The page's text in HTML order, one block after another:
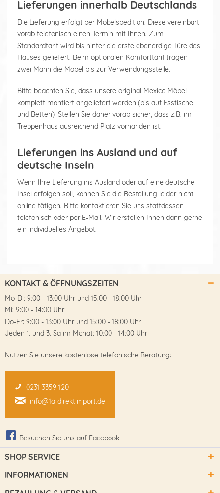
Lieferungen innerhalb Deutschlands
Die Lieferung erfolgt per Möbelspedition. Diese vereinbart
vorab telefonisch einen Termin mit Ihnen. Zum
Standardtarif wird bis hinter die erste ebenerdige Türe des
Hauses geliefert. Beim optionalen Komforttarif tragen
zwei Mann die Möbel bis zur Verwendungsstelle.
Bitte beachten Sie, dass unsere original Mexico Möbel
komplett montiert angeliefert werden (bis auf Esstische
und Betten). Stellen Sie daher vorab sicher, dass z.B. im
Treppenhaus ausreichend Platz vorhanden ist.
Lieferungen ins Ausland und auf
deutsche Inseln
Wenn Ihre Lieferung ins Ausland oder auf eine deutsche
Insel erfolgen soll, können Sie die Bestellung leider nicht
online tätigen. Bitte kontaktieren Sie uns stattdessen
telefonisch oder per E-Mail. Wir erstellen Ihnen dann gerne
ein individuelles Angebot.
KONTAKT & ÖFFNUNGSZEITEN
Mo-Di: 9:00 - 13:00 Uhr und 15:00 - 18:00 Uhr
Mi: 9:00 - 14:00 Uhr
Do-Fr: 9:00 - 13:00 Uhr und 15:00 - 18:00 Uhr
Jeden 1. und 3. Sa im Monat: 10:00 - 14:00 Uhr
Nutzen Sie unsere kostenlose telefonische Beratung:
0231 3359 120
info@1a-direktimport.de
Besuchen Sie uns auf Facebook
SHOP SERVICE
INFORMATIONEN